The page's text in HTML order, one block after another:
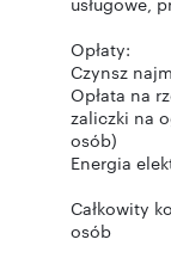
Opłaty:
Czynsz
Opłata na
zaliczki na
osób)
Energia
Całkowity
osób